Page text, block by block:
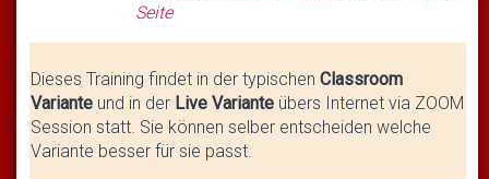
Seite
Dieses Training findet in der typischen Classroom
Variante und in der Live Variante übers Internet via ZOOM
Session statt. Sie können selber entscheiden welche
Variante besser für sie passt.